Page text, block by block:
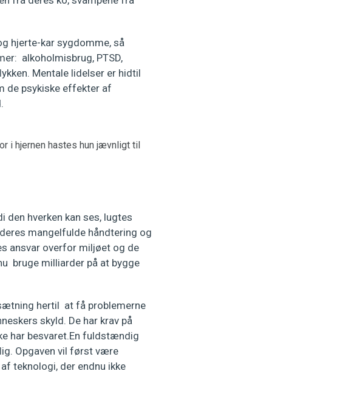
hjerte-kar sygdomme, så
alkoholmisbrug, PTSD,
Mentale lidelser er hidtil
de psykiske effekter af
i hjernen hastes hun jævnligt til
hverken kan ses, lugtes
mangelfulde håndtering og
ansvar overfor miljøet og de
bruge milliarder på at bygge
hertil at få problemerne
skyld. De har krav på
har besvaret.En fuldstændig
Opgaven vil først være
teknologi, der endnu ikke